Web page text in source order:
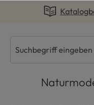
Zur